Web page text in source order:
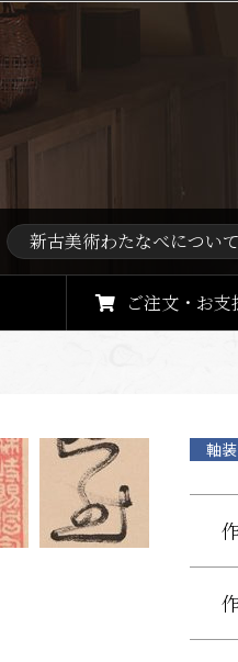
新古美術わたなべについて
ご注文・お
軸装